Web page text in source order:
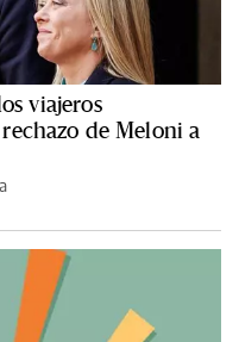
viajeros
de Meloni a